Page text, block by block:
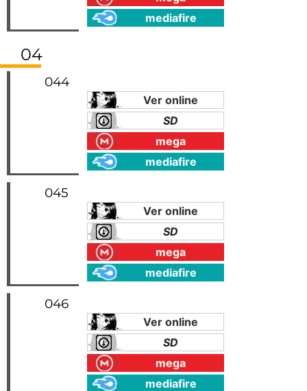
mediafire
04
044
Ver online
SD
mega
mediafire
045
Ver online
SD
mega
mediafire
046
Ver online
SD
mega
mediafire